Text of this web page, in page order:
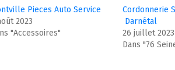
Pieces Auto Service
2023
"Accessoires"
Cordonnerie
Darnétal
26 juillet 2023
Dans "76